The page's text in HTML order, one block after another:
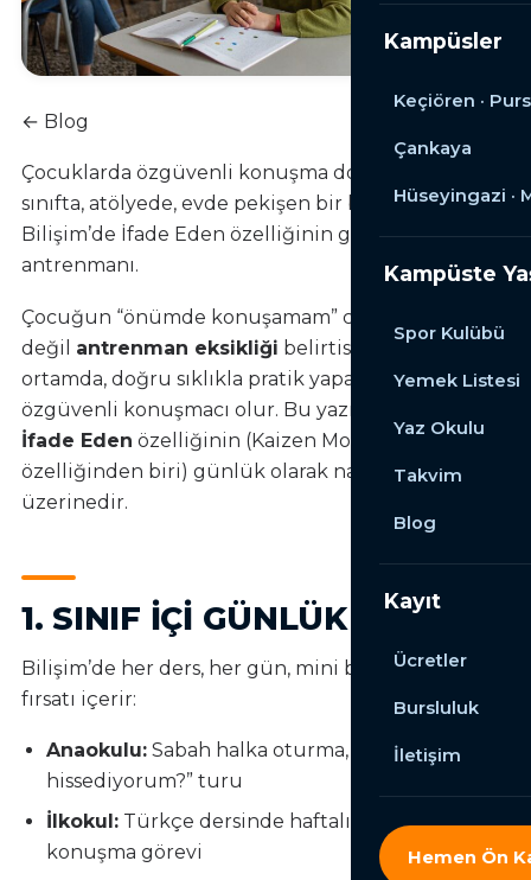
Kampüsler
Keçiören ·
Çankaya
Hüseyingazi ·
Kampüste
Spor Kulübü
Yemek Listesi
Yaz Okulu
Takvim
Blog
Kayıt
Ücretler
Bursluluk
İletişim
Hemen Ön
← Blog
Çocuklarda özgüvenli konuşma doğuştan değil;
sınıfta, atölyede, evde pekişen bir beceri.
Bilişim’de İfade Eden özelliğinin günlük
antrenmanı.
Çocuğun “önümde konuşamam” cümlesi, yetenek
değil antrenman eksikliği belirtisidir. Doğru
ortamda, doğru sıklıkla pratik yapan her çocuk
özgüvenli konuşmacı olur. Bu yazı, Bilişim’de
İfade Eden özelliğinin (Kaizen Modeli’nin beş
özelliğinden biri) günlük olarak nasıl çalıştırıldığı
üzerinedir.
1. SINIF IÇI GÜNLÜK PRATIK
Bilişim’de her ders, her gün, mini bir konuşma
fırsatı içerir:
Anaokulu:Sabah halka oturma, “bugün ne
hissediyorum?” turu
İlkokul:Türkçe dersinde haftalık iki dakikalık
konuşma görevi